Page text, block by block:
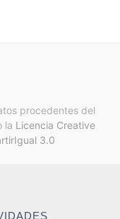
procedentes del
la Licencia Creative
3.0